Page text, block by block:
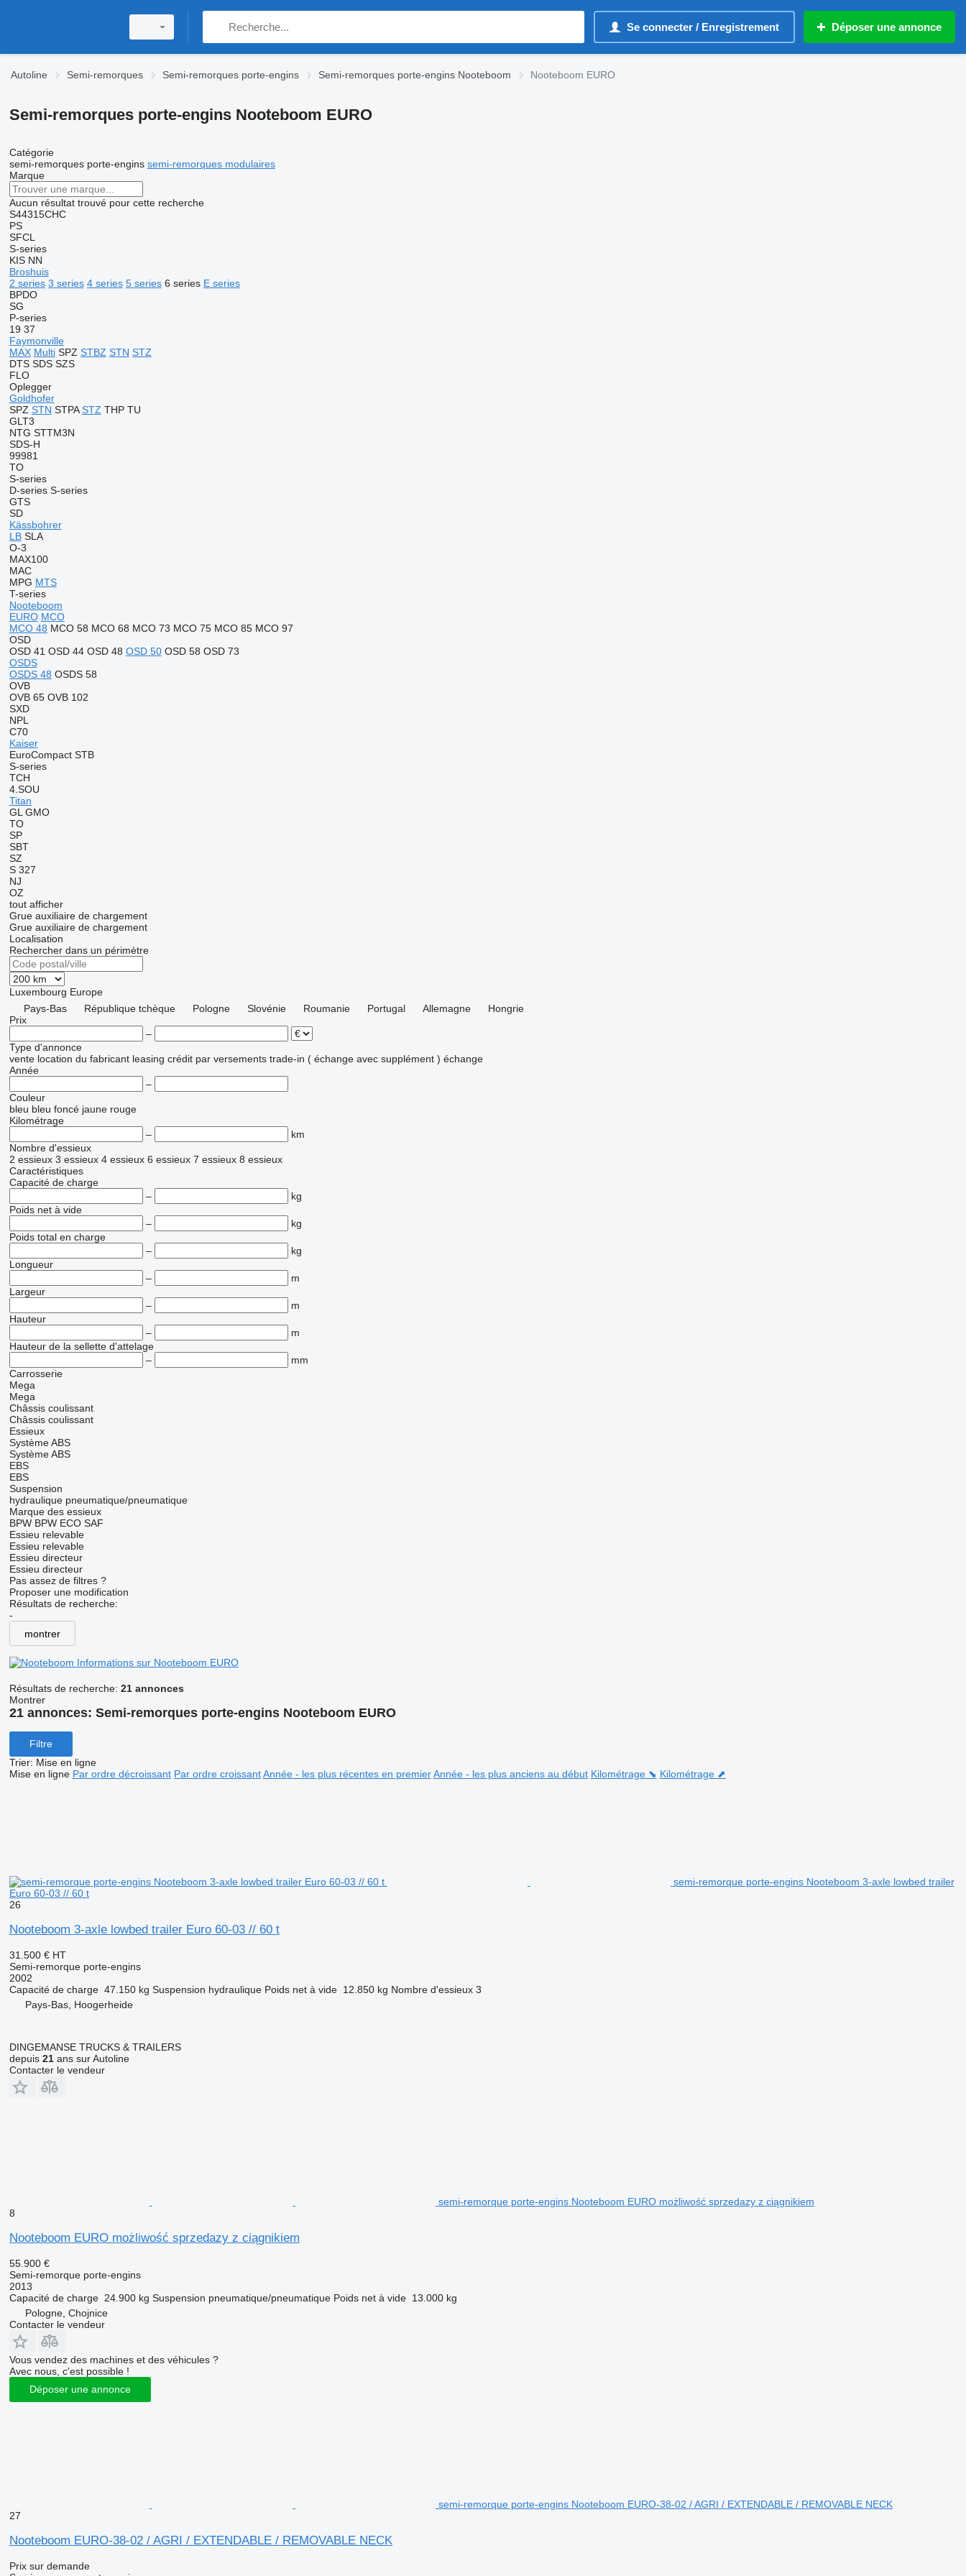
Se connecter / Enregistrement Déposer une annonce
Autoline Semi-remorques Semi-remorques porte-engins Semi-remorques porte-engins Nooteboom Nooteboom EURO
Semi-remorques porte-engins Nooteboom EURO
Catégorie
semi-remorques porte-engins semi-remorques modulaires
Marque
Aucun résultat trouvé pour cette recherche
S44315CHC
PS
SFCL
S-series
KIS NN
Broshuis
2 series 3 series 4 series 5 series 6 series E series
BPDO
SG
P-series
19 37
Faymonville
MAX Multi SPZ STBZ STN STZ
DTS SDS SZS
FLO
Oplegger
Goldhofer
SPZ STN STPA STZ THP TU
GLT3
NTG STTM3N
SDS-H
99981
TO
S-series
D-series S-series
GTS
SD
Kässbohrer
LB SLA
O-3
MAX100
MAC
MPG MTS
T-series
Nooteboom
EURO MCO
MCO 48 MCO 58 MCO 68 MCO 73 MCO 75 MCO 85 MCO 97
OSD
OSD 41 OSD 44 OSD 48 OSD 50 OSD 58 OSD 73
OSDS
OSDS 48 OSDS 58
OVB
OVB 65 OVB 102
SXD
NPL
C70
Kaiser
EuroCompact STB
S-series
TCH
4.SOU
Titan
GL GMO
TO
SP
SBT
SZ
S 327
NJ
OZ
tout afficher
Grue auxiliaire de chargement
Grue auxiliaire de chargement
Localisation
Rechercher dans un périmètre
Luxembourg Europe
Pays-Bas
République tchèque Pologne Slovénie Roumanie Portugal Allemagne
Hongrie
Prix
–
Type d'annonce
vente location du fabricant leasing crédit par versements trade-in ( échange avec supplément ) échange
Année
–
Couleur
bleu bleu foncé jaune rouge
Kilométrage
–
km
Nombre d'essieux
2 essieux 3 essieux 4 essieux 6 essieux 7 essieux 8 essieux
Caractéristiques
Capacité de charge
–
kg
Poids net à vide
–
kg
Poids total en charge
–
kg
Longueur
–
m
Largeur
–
m
Hauteur
–
m
Hauteur de la sellette d'attelage
–
mm
Carrosserie
Mega
Mega
Châssis coulissant
Châssis coulissant
Essieux
Système ABS
Système ABS
EBS
EBS
Suspension
hydraulique pneumatique/pneumatique
Marque des essieux
BPW BPW ECO SAF
Essieu relevable
Essieu relevable
Essieu directeur
Essieu directeur
Pas assez de filtres ?
Proposer une modification
Résultats de recherche:
-
montrer
Informations sur Nooteboom EURO
Résultats de recherche: 21 annonces
Montrer
21 annonces: Semi-remorques porte-engins Nooteboom EURO
Filtre
Trier: Mise en ligne
Mise en ligne Par ordre décroissant Par ordre croissant Année - les plus récentes en premier Année - les plus anciens au début Kilométrage ⬊ Kilométrage ⬈
semi-remorque porte-engins Nooteboom 3-axle lowbed trailer
Euro 60-03 // 60 t
26
Nooteboom 3-axle lowbed trailer Euro 60-03 // 60 t
31.500 € HT
Semi-remorque porte-engins
2002
Capacité de charge 47.150 kg Suspension hydraulique Poids net à vide 12.850 kg Nombre d'essieux 3
Pays-Bas, Hoogerheide
DINGEMANSE TRUCKS & TRAILERS
depuis 21ans sur Autoline
Contacter le vendeur
semi-remorque porte-engins Nooteboom EURO możliwość sprzedazy z ciągnikiem
8
Nooteboom EURO możliwość sprzedazy z ciągnikiem
55.900 €
Semi-remorque porte-engins
2013
Capacité de charge 24.900 kg Suspension pneumatique/pneumatique Poids net à vide 13.000 kg
Pologne, Chojnice
Contacter le vendeur
Vous vendez des machines et des véhicules ?
Avec nous, c'est possible !
Déposer une annonce
semi-remorque porte-engins Nooteboom EURO-38-02 / AGRI / EXTENDABLE / REMOVABLE NECK
27
Nooteboom EURO-38-02 / AGRI / EXTENDABLE / REMOVABLE NECK
Prix sur demande